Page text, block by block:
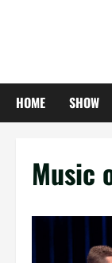
HOME SHOW
Music